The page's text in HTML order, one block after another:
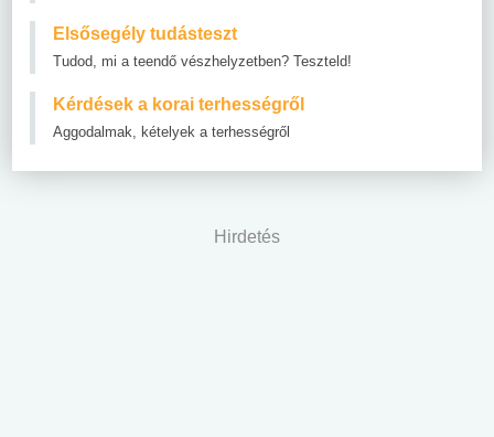
Elsősegély tudásteszt
Tudod, mi a teendő vészhelyzetben? Teszteld!
Kérdések a korai terhességről
Aggodalmak, kételyek a terhességről
Hirdetés